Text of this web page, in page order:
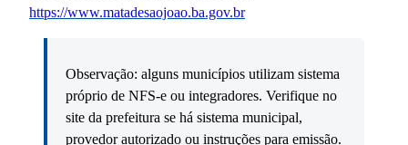
https://www.matadesaojoao.ba.gov.br
Observação: alguns municípios utilizam sistema
próprio de NFS-e ou integradores. Verifique no
site da prefeitura se há sistema municipal,
provedor autorizado ou instruções para emissão.